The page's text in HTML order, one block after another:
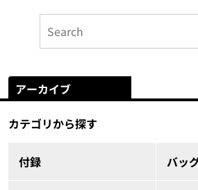
アーカイブ
カテゴリから探す
付録 バッ